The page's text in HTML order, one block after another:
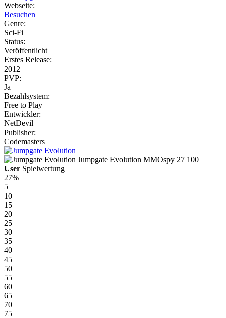
Webseite:
Besuchen
Genre:
Sci-Fi
Status:
Veröffentlicht
Erstes Release:
2012
PVP:
Ja
Bezahlsystem:
Free to Play
Entwickler:
NetDevil
Publisher:
Codemasters
Jumpgate Evolution MMOspy 27 100
User Spielwertung
27%
5
10
15
20
25
30
35
40
45
50
55
60
65
70
75